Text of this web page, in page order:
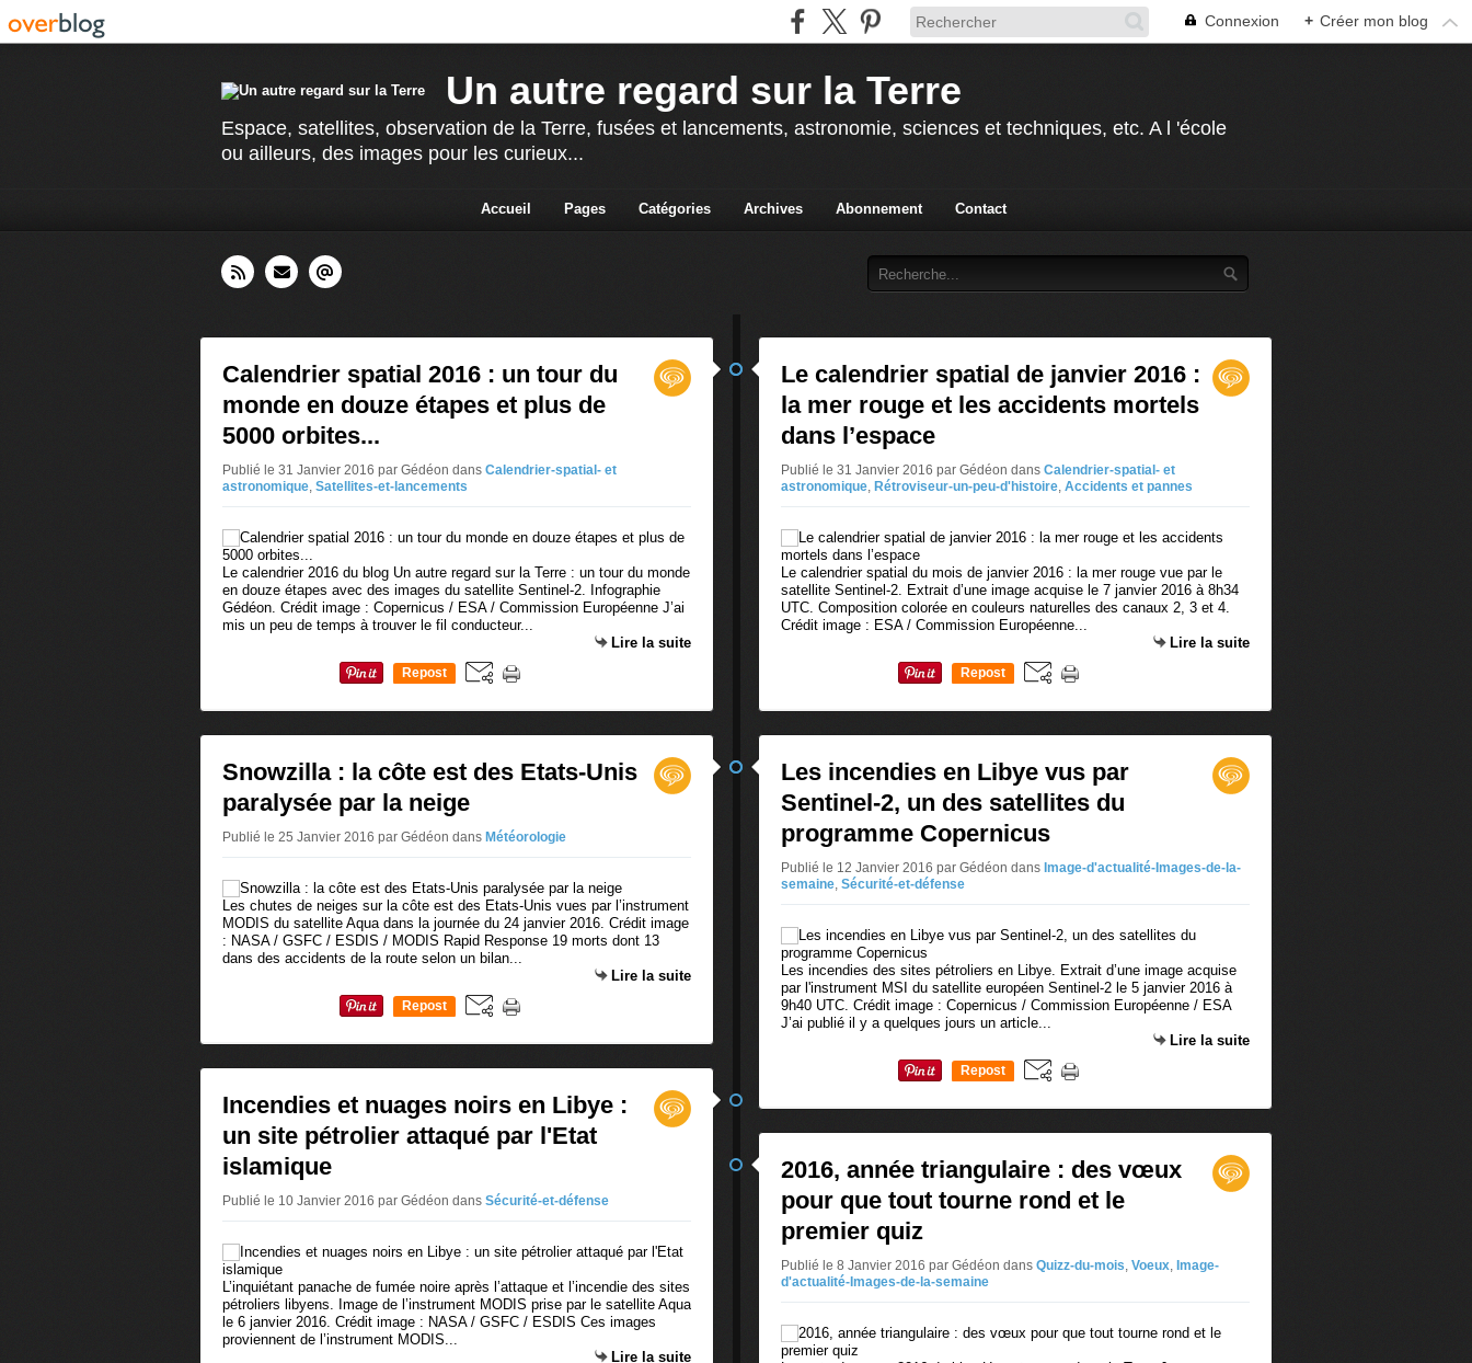
Connexion + Créer mon blog
Un autre regard sur la Terre
Espace, satellites, observation de la Terre, fusées et lancements, astronomie, sciences et techniques, etc. A l 'école
ou ailleurs, des images pour les curieux...
Accueil Pages Catégories Archives Abonnement Contact
Calendrier spatial 2016 : un tour du
monde en douze étapes et plus de
5000 orbites...
Publié le 31 Janvier 2016 par Gédéon dans Calendrier-spatial- et
astronomique, Satellites-et-lancements
Le calendrier 2016 du blog Un autre regard sur la Terre : un tour du monde
en douze étapes avec des images du satellite Sentinel-2. Infographie
Gédéon. Crédit image : Copernicus / ESA / Commission Européenne J’ai
mis un peu de temps à trouver le fil conducteur...
Lire la suite
Repost
Snowzilla : la côte est des Etats-Unis
paralysée par la neige
Publié le 25 Janvier 2016 par Gédéon dans Météorologie
Les chutes de neiges sur la côte est des Etats-Unis vues par l’instrument
MODIS du satellite Aqua dans la journée du 24 janvier 2016. Crédit image
: NASA / GSFC / ESDIS / MODIS Rapid Response 19 morts dont 13
dans des accidents de la route selon un bilan...
Lire la suite
Repost
Incendies et nuages noirs en Libye :
un site pétrolier attaqué par l'Etat
islamique
Publié le 10 Janvier 2016 par Gédéon dans Sécurité-et-défense
L’inquiétant panache de fumée noire après l’attaque et l’incendie des sites
pétroliers libyens. Image de l’instrument MODIS prise par le satellite Aqua
le 6 janvier 2016. Crédit image : NASA / GSFC / ESDIS Ces images
proviennent de l’instrument MODIS...
Lire la suite
Le calendrier spatial de janvier 2016 :
la mer rouge et les accidents mortels
dans l’espace
Publié le 31 Janvier 2016 par Gédéon dans Calendrier-spatial- et
astronomique, Rétroviseur-un-peu-d'histoire, Accidents et pannes
Le calendrier spatial du mois de janvier 2016 : la mer rouge vue par le
satellite Sentinel-2. Extrait d’une image acquise le 7 janvier 2016 à 8h34
UTC. Composition colorée en couleurs naturelles des canaux 2, 3 et 4.
Crédit image : ESA / Commission Européenne...
Lire la suite
Repost
Les incendies en Libye vus par
Sentinel-2, un des satellites du
programme Copernicus
Publié le 12 Janvier 2016 par Gédéon dans Image-d'actualité-Images-de-la-
semaine, Sécurité-et-défense
Les incendies des sites pétroliers en Libye. Extrait d’une image acquise
par l'instrument MSI du satellite européen Sentinel-2 le 5 janvier 2016 à
9h40 UTC. Crédit image : Copernicus / Commission Européenne / ESA
J’ai publié il y a quelques jours un article...
Lire la suite
Repost
2016, année triangulaire : des vœux
pour que tout tourne rond et le
premier quiz
Publié le 8 Janvier 2016 par Gédéon dans Quizz-du-mois, Voeux, Image-
d'actualité-Images-de-la-semaine